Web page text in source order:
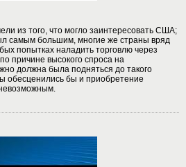
из того, что могло заинтересовать США;
самым большим, многие же страны вряд
попытках наладить торговлю через
причине высокого спроса на
должна была подняться до такого
обесценились бы и приобретение